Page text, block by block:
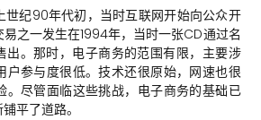
世纪90年代初，当时互联网开始向公众开
之一发生在1994年，当时一张CD通过名
。那时，电子商务的范围有限，主要涉
户参与度很低。技术还很原始，网速也很
。尽管面临这些挑战，电子商务的基础已
平了道路。